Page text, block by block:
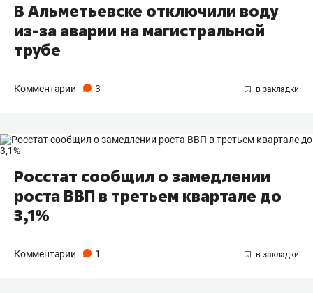
В Альметьевске отключили воду
из-за аварии на магистральной
трубе
Комментарии 3
Росстат сообщил о замедлении
роста ВВП в третьем квартале до
3,1%
Комментарии 1